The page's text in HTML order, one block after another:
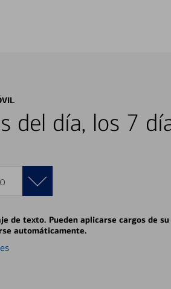
del día, los 7
texto. Pueden aplicarse cargos de
automáticamente.